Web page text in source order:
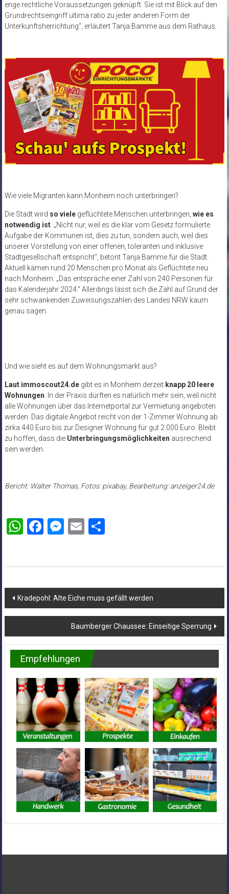
enge rechtliche Voraussetzungen geknüpft. Sie ist mit Blick auf den
Grundrechtseingriff ultima ratio zu jeder anderen Form der
Unterkunftsherrichtung“, erläutert Tanja Bamme aus dem Rathaus.
Wie viele Migranten kann Monheim noch unterbringen?
Die Stadt wird so vielegeflüchtete Menschen unterbringen, wie es
notwendig ist. „Nicht nur, weil es die klar vom Gesetz formulierte
Aufgabe der Kommunen ist, dies zu tun, sondern auch, weil dies
unserer Vorstellung von einer offenen, toleranten und inklusive
Stadtgesellschaft entspricht“, betont Tanja Bamme für die Stadt.
Aktuell kämen rund 20 Menschen pro Monat als Geflüchtete neu
nach Monheim. „Das entspräche einer Zahl von 240 Personen für
das Kalenderjahr 2024.“ Allerdings lässt sich die Zahl auf Grund der
sehr schwankenden Zuweisungszahlen des Landes NRW kaum
genau sagen.
Und wie sieht es auf dem Wohnungsmarkt aus?
Laut immoscout24.degibt es in Monheim derzeit knapp 20 leere
Wohnungen . In der Praxis dürften es natürlich mehr sein, weil nicht
alle Wohnungen über das Internetportal zur Vermietung angeboten
werden. Das digitale Angebot reicht von der 1-Zimmer Wohnung ab
zirka 440 Euro bis zur Designer Wohnung für gut 2.000 Euro. Bleibt
zu hoffen, dass die Unterbringungsmöglichkeiten ausreichend
sein werden.
Bericht: Walter Thomas, Fotos: pixabay, Bearbeitung: anzeiger24.de
WhatsApp
Facebook
Messenger
EmailTeilen
Beitragsnavigation
Kradepohl: Alte Eiche muss gefällt werden
Baumberger Chaussee: Einseitige Sperrung
Empfehlungen